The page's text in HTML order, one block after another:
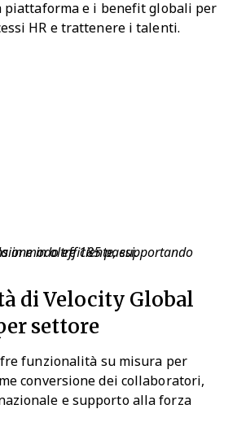
piattaforma e i benefit globali per
HR e trattenere i talenti.
team di ogni dimensione in oltre 185 paesi.
di Velocity Global
settore
funzionalità su misura per
conversione dei collaboratori,
e supporto alla forza